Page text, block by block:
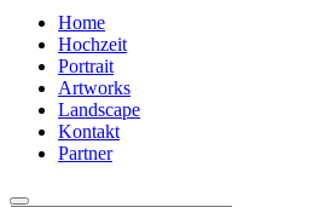
Home
Hochzeit
Portrait
Artworks
Landscape
Kontakt
Partner